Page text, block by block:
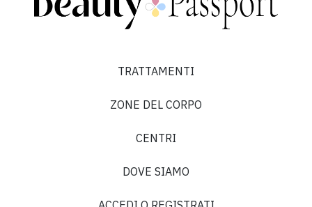
TRATTAMENTI
ZONE DEL CORPO
CENTRI
DOVE SIAMO